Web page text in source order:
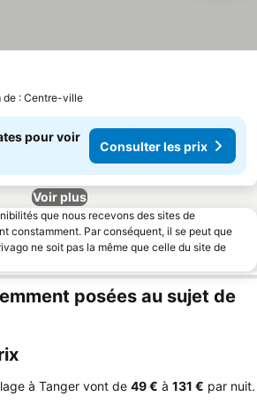
de : Centre-ville
pour voir
Consulter les prix
Voir plus
que nous recevons des sites de
constamment. Par conséquent, il se peut que
ne soit pas la même que celle du site de
posées au sujet de
à Tanger vont de ‎49 € à ‎131 € par nuit.